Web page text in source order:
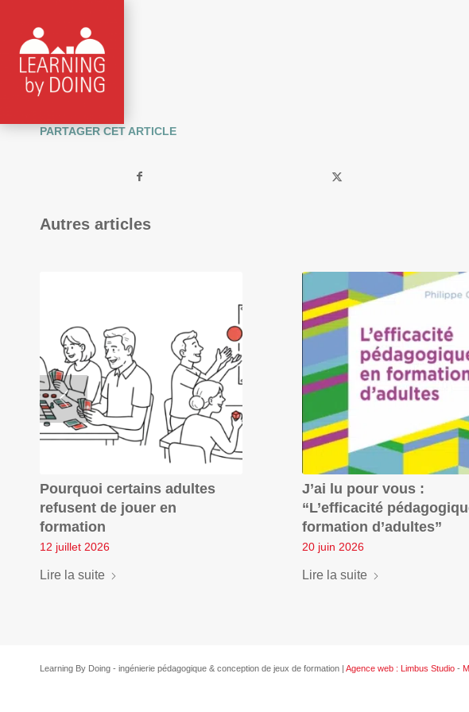
PARTAGER CET ARTICLE
Autres articles
Pourquoi certains adultes
refusent de jouer en
formation
12 juillet 2026
Lire la suite
J’ai lu pour vous :
“L’efficacité
formation d’adultes”
20 juin 2026
Lire la suite
Learning By Doing - ingénierie pédagogique & conception de jeux de formation | Agence web : Limbus Studio -